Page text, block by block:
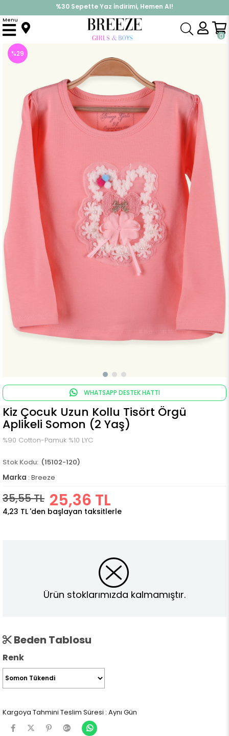
%30 Sepette Yaz İndirimi, Hemen Al!
İndirimlere ek %10 İndirimi Kap, Hemen Üye Ol!
0
Menu
Anasayfa Üst Giyim Uzun Kollu Tişört Kiz Çocuk Uzun Kollu Tisört Örgü Aplikeli Somon (2 Yaş)
%29
WHATSAPP DESTEK HATTI
Kiz Çocuk Uzun Kollu Tisört Örgü
Aplikeli Somon (2 Yaş)
%90 Cotton-Pamuk %10 LYC
(15102-120)
Marka : Breeze
35,55 TL 25,36 TL
4,23 TL 'den başlayan taksitlerle
Ürün stoklarımızda kalmamıştır.
Beden Tablosu
Renk
Kargoya Tahmini Teslim Süresi : Aynı Gün